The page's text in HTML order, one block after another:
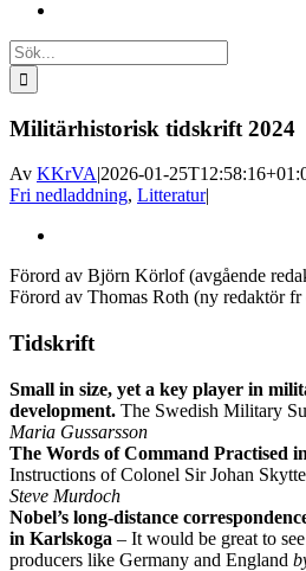
Sök
efter:
Militärhistorisk tidskrift 2024
Av KKrVA|2026-01-
Fri nedladdning, Litteratur|
bild
Förord av Björn Körlof (avgående
Förord av Thomas Roth (ny redaktör fr
Tidskrift
Small in size, yet a key player in
development. The Swedish Military
Maria Gussarsson
The Words of Command Practised
Instructions of Colonel Sir Johan
Steve Murdoch
Nobel’s long-distance
in Karlskoga – It would be great to
producers like Germany and England